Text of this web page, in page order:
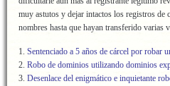
muy astutos y dejar intactos los registros de
nombres hasta que hayan transferido varias
1. Sentenciado a 5 años de cárcel por robar
2. Robo de dominios utilizando dominios
3. Desenlace del enigmático e inquietante